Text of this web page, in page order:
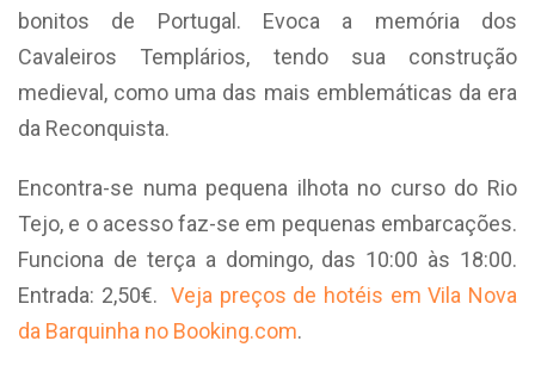
bonitos de Portugal. Evoca a memória dos
Cavaleiros Templários, tendo sua construção
medieval, como uma das mais emblemáticas da era
da Reconquista.
Encontra-se numa pequena ilhota no curso do Rio
Tejo, e o acesso faz-se em pequenas embarcações.
Funciona de terça a domingo, das 10:00 às 18:00.
Entrada: 2,50€. Veja preços de hotéis em Vila Nova
da Barquinha no Booking.com.